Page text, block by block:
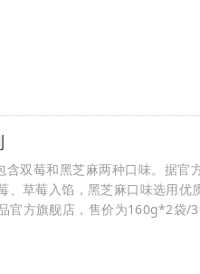
双莓和黑芝麻两种口味。据官
草莓入馅，黑芝麻口味选用优
方旗舰店，售价为160g*2袋/